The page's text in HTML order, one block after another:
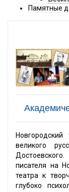
Памятные
великого
писателя на
театра к
глубоко